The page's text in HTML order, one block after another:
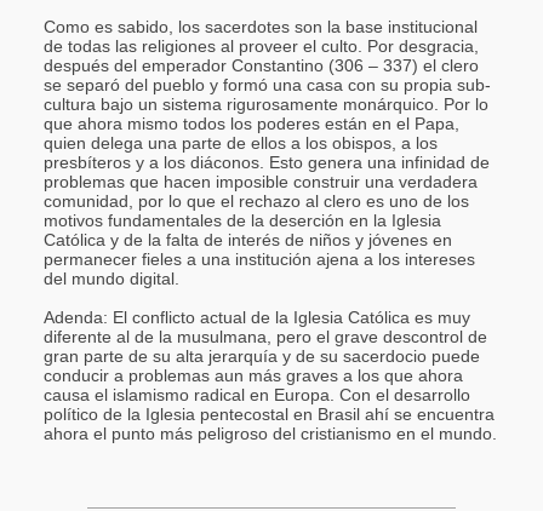
Como es sabido, los sacerdotes son la base institucional
de todas las religiones al proveer el culto. Por desgracia,
después del emperador Constantino (306 – 337) el clero
se separó del pueblo y formó una casa con su propia sub-
cultura bajo un sistema rigurosamente monárquico. Por lo
que ahora mismo todos los poderes están en el Papa,
quien delega una parte de ellos a los obispos, a los
presbíteros y a los diáconos. Esto genera una infinidad de
problemas que hacen imposible construir una verdadera
comunidad, por lo que el rechazo al clero es uno de los
motivos fundamentales de la deserción en la Iglesia
Católica y de la falta de interés de niños y jóvenes en
permanecer fieles a una institución ajena a los intereses
del mundo digital.
Adenda: El conflicto actual de la Iglesia Católica es muy
diferente al de la musulmana, pero el grave descontrol de
gran parte de su alta jerarquía y de su sacerdocio puede
conducir a problemas aun más graves a los que ahora
causa el islamismo radical en Europa. Con el desarrollo
político de la Iglesia pentecostal en Brasil ahí se encuentra
ahora el punto más peligroso del cristianismo en el mundo.